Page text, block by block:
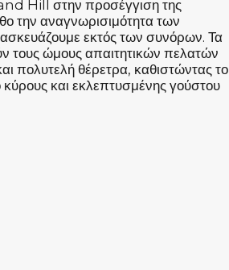
Hill στην προσέγγιση της
την αναγνωρισιμότητα των
εκτός των συνόρων. Τα
τους ώμους απαιτητικών πελατών
πολυτελή θέρετρα, καθιστώντας το
και εκλεπτυσμένης γούστου